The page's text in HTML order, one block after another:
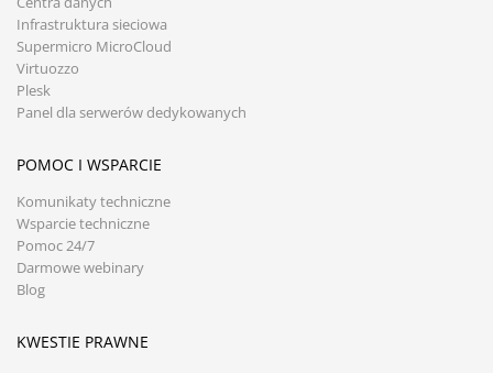
Infrastruktura sieciowa
Supermicro MicroCloud
Virtuozzo
Plesk
Panel dla serwerów dedykowanych
POMOC I WSPARCIE
Komunikaty techniczne
Wsparcie techniczne
Pomoc 24/7
Darmowe webinary
Blog
KWESTIE PRAWNE